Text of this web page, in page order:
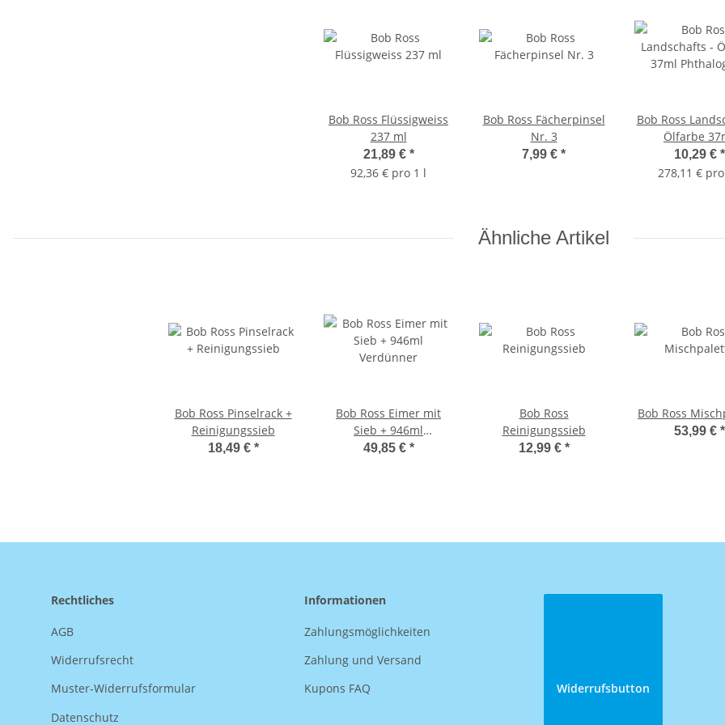
Bob Ross Flüssigweiss
237 ml
21,89 € *
92,36 € pro 1 l
Bob Ross Fächerpinsel
Nr. 3
7,99 € *
Bob Ross
Ölfarbe
Phthalogrün
10,29 € *
278,11 €
Ähnliche Artikel
Bob Ross Pinselrack +
Reinigungssieb
18,49 € *
Bob Ross Eimer mit
Sieb + 946ml
Verdünner
49,85 € *
Bob Ross
Reinigungssieb
12,99 € *
Bob Ross
53,99 € *
Rechtliches
AGB
Widerrufsrecht
Muster-Widerrufsformular
Datenschutz
Informationen
Zahlungsmöglichkeiten
Zahlung und Versand
Kupons FAQ
Widerrufsbutton